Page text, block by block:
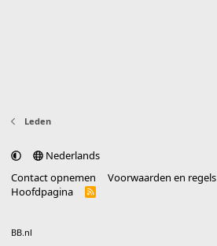
Leden
Nederlands
Contact opnemen
Voorwaarden en regels
Hoofdpagina
R
BB.nl